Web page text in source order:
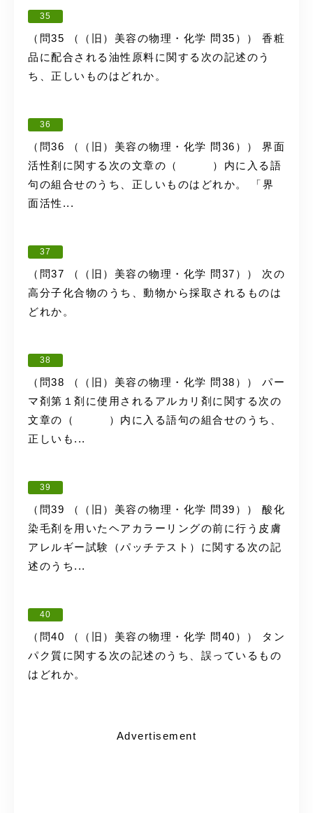
35
（問35 （（旧）美容の物理・化学 問35）） 香粧
品に配合される油性原料に関する次の記述のう
ち、正しいものはどれか。
36
（問36 （（旧）美容の物理・化学 問36）） 界面
活性剤に関する次の文章の（ ）内に入る語
句の組合せのうち、正しいものはどれか。 「界
面活性...
37
（問37 （（旧）美容の物理・化学 問37）） 次の
高分子化合物のうち、動物から採取されるものは
どれか。
38
（問38 （（旧）美容の物理・化学 問38）） パー
マ剤第１剤に使用されるアルカリ剤に関する次の
文章の（ ）内に入る語句の組合せのうち、
正しいも...
39
（問39 （（旧）美容の物理・化学 問39）） 酸化
染毛剤を用いたヘアカラーリングの前に行う皮膚
アレルギー試験（パッチテスト）に関する次の記
述のうち...
40
（問40 （（旧）美容の物理・化学 問40）） タン
パク質に関する次の記述のうち、誤っているもの
はどれか。
Advertisement